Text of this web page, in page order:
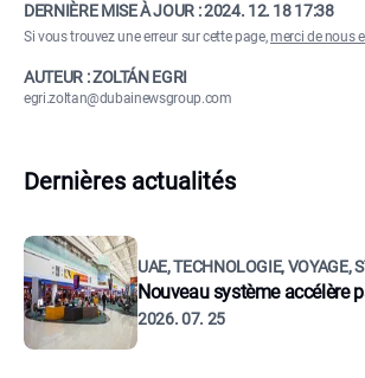
DERNIÈRE MISE À JOUR :2024. 12. 18 17:38
Si vous trouvez une erreur sur cette page,merci de nous
AUTEUR : ZOLTÁN EGRI
egri.zoltan@dubainewsgroup.com
Dernières actualités
UAE, TECHNOLOGIE, VOYAGE,
Nouveau système accélère
2026. 07. 25